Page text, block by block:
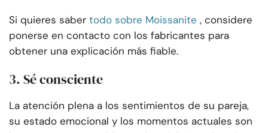
Si quieres saber todo sobre Moissanite , considere
ponerse en contacto con los fabricantes para
obtener una explicación más fiable.
3. Sé consciente
La atención plena a los sentimientos de su pareja,
su estado emocional y los momentos actuales son